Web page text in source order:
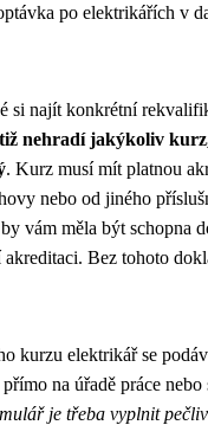
po elektrikářích v
si najít konkrétní
nehradí jakýkoliv
. Kurz musí mít platnou
nebo od jiného
vám měla být schopna
Bez tohoto
kurzu elektrikář se
na úřadě práce nebo
je třeba vyplnit